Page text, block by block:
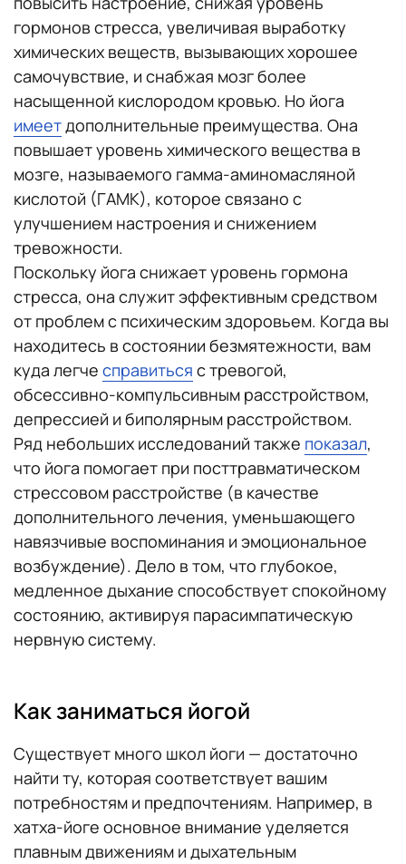
гормонов стресса, увеличивая выработку
химических веществ, вызывающих хорошее
самочувствие, и снабжая мозг более
насыщенной кислородом кровью. Но йога
имеетдополнительные преимущества. Она
повышает уровень химического вещества в
мозге, называемого гамма-аминомасляной
кислотой (ГАМК), которое связано с
улучшением настроения и снижением
тревожности.
Поскольку йога снижает уровень гормона
стресса, она служит эффективным средством
от проблем с психическим здоровьем. Когда вы
находитесь в состоянии безмятежности, вам
куда легче справиться с тревогой,
обсессивно-компульсивным расстройством,
депрессией и биполярным расстройством.
Ряд небольших исследований также показал,
что йога помогает при посттравматическом
стрессовом расстройстве (в качестве
дополнительного лечения, уменьшающего
навязчивые воспоминания и эмоциональное
возбуждение). Дело в том, что глубокое,
медленное дыхание способствует спокойному
состоянию, активируя парасимпатическую
нервную систему.
Как заниматься йогой
Существует много школ йоги — достаточно
найти ту, которая соответствует вашим
потребностям и предпочтениям. Например, в
хатха-йоге основное внимание уделяется
плавным движениям и дыхательным